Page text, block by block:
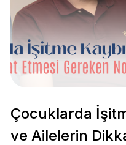
Çocuklarda
ve Ailelerin